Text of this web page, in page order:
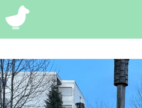
Suchen
Eintragen